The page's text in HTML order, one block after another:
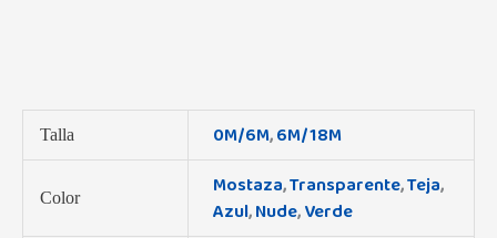
Talla 0M/6M,6M/18M
Color Mostaza,Transparente,Teja,
Azul,Nude,Verde